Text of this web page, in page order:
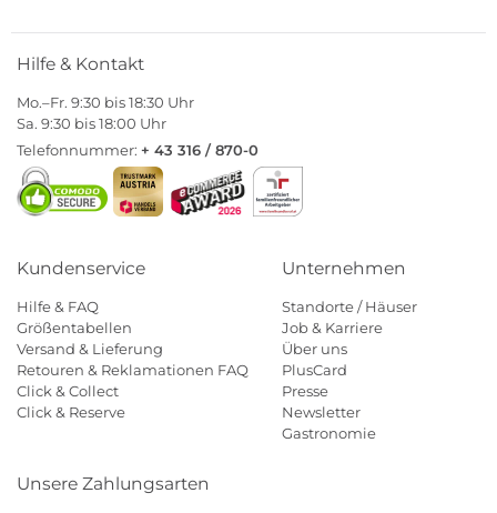
Hilfe & Kontakt
Mo.–Fr. 9:30 bis 18:30 Uhr
Sa. 9:30 bis 18:00 Uhr
Telefonnummer: + 43 316 / 870-0
Kundenservice
Hilfe & FAQ
Größentabellen
Versand & Lieferung
Retouren & Reklamationen FAQ
Click & Collect
Click & Reserve
Unternehmen
Standorte / Häuser
Job & Karriere
Über uns
PlusCard
Presse
Newsletter
Gastronomie
Unsere Zahlungsarten